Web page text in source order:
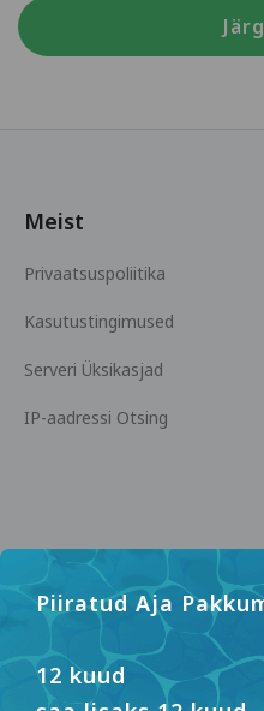
Piiratud Aja
12 kuud
Meist
Privaatsuspoliitika
Kasutustingimused
Serveri Üksikasjad
IP-aadressi Otsing
Abikeskus
panda7x24@gmail.com